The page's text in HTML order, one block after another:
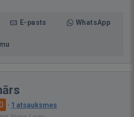
E-pasts WhatsApp
· 1 atsauksmes